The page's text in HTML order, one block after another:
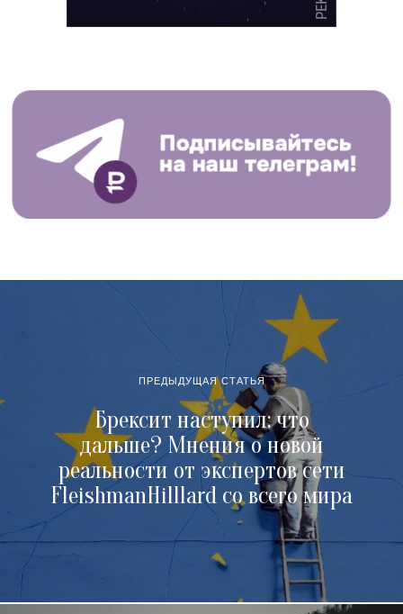
ПРЕДЫДУЩАЯ СТАТЬЯ
Брексит наступил: что
дальше? Мнения о новой
реальности от экспертов сети
FleishmanHilllard со всего мира